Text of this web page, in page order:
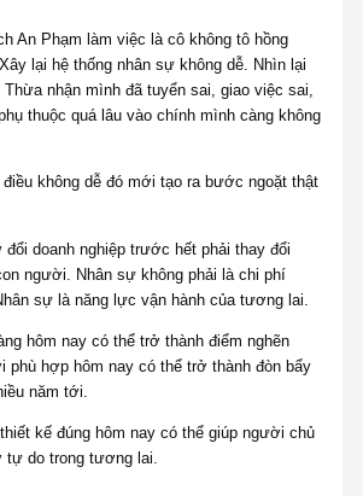
An Phạm làm việc là cô không tô hồng
lại hệ thống nhân sự không dễ. Nhìn lại
nhận mình đã tuyển sai, giao việc sai,
thuộc quá lâu vào chính mình càng không
không dễ đó mới tạo ra bước ngoặt thật
đổi doanh nghiệp trước hết phải thay đổi
người. Nhân sự không phải là chi phí
sự là năng lực vận hành của tương lai.
hôm nay có thể trở thành điểm nghẽn
phù hợp hôm nay có thể trở thành đòn bẩy
năm tới.
kế đúng hôm nay có thể giúp người chủ
tự do trong tương lai.